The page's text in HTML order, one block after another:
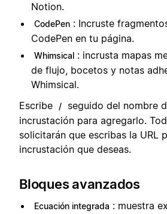
Notion.
CodePen : Incruste
CodePen en tu página.
Whimsical : incrusta mapas
de flujo, bocetos y notas
Whimsical.
Escribe
/
seguido del nombre
incrustación para agregarlo.
solicitarán que escribas la URL
incrustación que deseas.
Bloques avanzados
Ecuación integrada : muestra